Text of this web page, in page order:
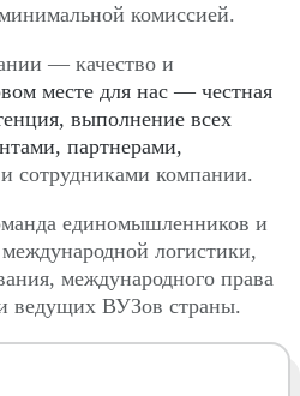
комиссией.
— качество и
месте для нас — честная
выполнение всех
партнерами,
сотрудниками компании.
единомышленников и
логистики,
международного права
ведущих ВУЗов страны.